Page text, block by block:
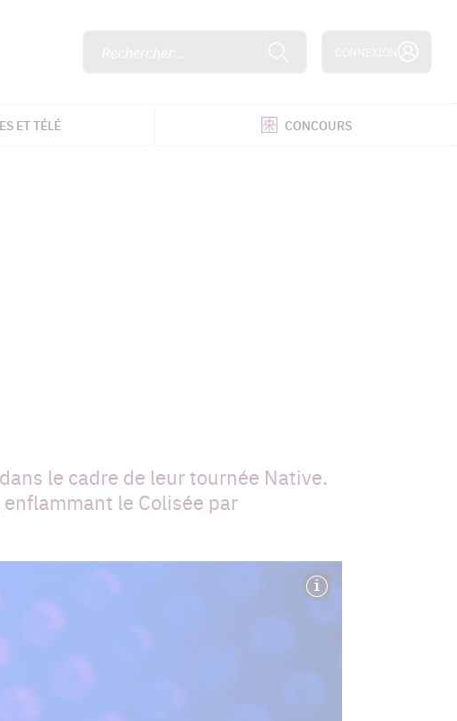
ET TÉLÉ CONCOURS
le cadre de leur tournée Native.
le Colisée par